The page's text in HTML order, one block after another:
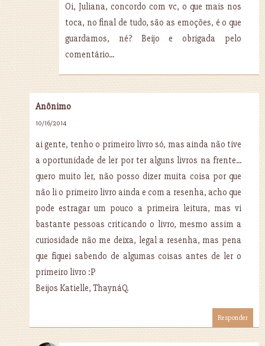
Oi, Juliana, concordo com vc, o que mais nos
toca, no final de tudo, são as emoções, é o que
guardamos, né? Beijo e obrigada pelo
comentário...
Anônimo
10/16/2014
ai gente, tenho o primeiro livro só, mas ainda não tive
a oportunidade de ler por ter alguns livros na frente...
quero muito ler, não posso dizer muita coisa por que
não li o primeiro livro ainda e com a resenha, acho que
pode estragar um pouco a primeira leitura, mas vi
bastante pessoas criticando o livro, mesmo assim a
curiosidade não me deixa, legal a resenha, mas pena
que fiquei sabendo de algumas coisas antes de ler o
primeiro livro :P
Beijos Katielle, ThaynáQ.
Responder